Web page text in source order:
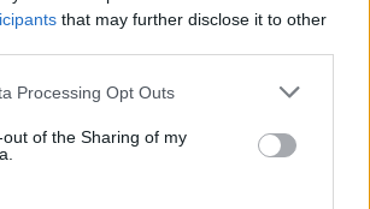
that may further disclose it to other
Processing Opt Outs
of the Sharing of my
SKAITYKITE